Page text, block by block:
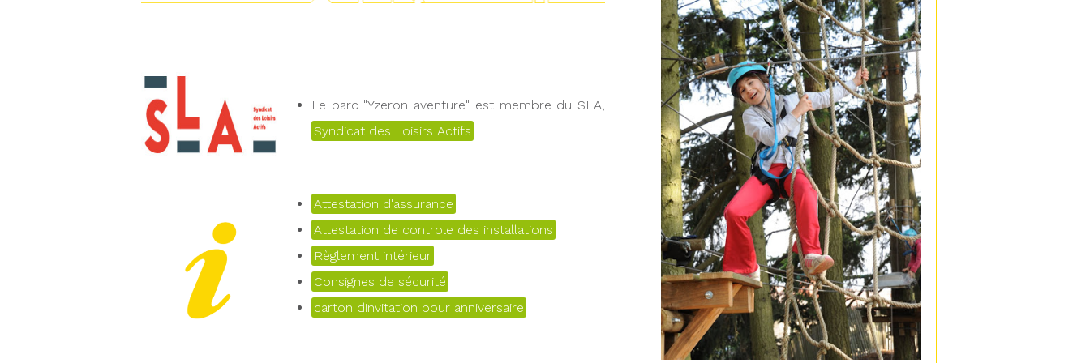
Le parc "Yzeron aventure" est membre du SLA,
Syndicat des Loisirs Actifs
Attestation d'assurance
Attestation de controle des installations
Règlement intérieur
Consignes de sécurité
carton dinvitation pour anniversaire